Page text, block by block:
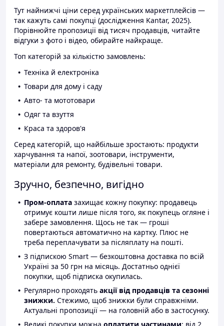
Тут найнижчі ціни серед українських маркетплейсів —
так кажуть самі покупці (дослідження Kantar, 2025).
Порівнюйте пропозиції від тисяч продавців, читайте
відгуки з фото і відео, обирайте найкраще.
Топ категорій за кількістю замовлень:
Техніка й електроніка
Товари для дому і саду
Авто- та мототовари
Одяг та взуття
Краса та здоров'я
Серед категорій, що найбільше зростають: продукти
харчування та напої, зоотовари, інструменти,
матеріали для ремонту, будівельні товари.
Зручно, безпечно, вигідно
Пром-оплата захищає кожну покупку: продавець
отримує кошти лише після того, як покупець огляне і
забере замовлення. Щось не так — гроші
повертаються автоматично на картку. Плюс не
треба переплачувати за післяплату на пошті.
З підпискою Smart — безкоштовна доставка по всій
Україні за 50 грн на місяць. Достатньо однієї
покупки, щоб підписка окупилась.
Регулярно проходять акції від продавців та сезонні
знижки. Стежимо, щоб знижки були справжніми.
Актуальні пропозиції — на головній або в застосунку.